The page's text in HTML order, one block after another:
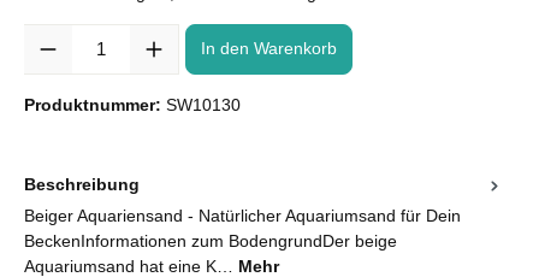
In den Warenkorb
Produktnummer: SW10130
Beschreibung
Beiger Aquariensand - Natürlicher Aquariumsand für Dein
BeckenInformationen zum BodengrundDer beige
Aquariumsand hat eine K… Mehr